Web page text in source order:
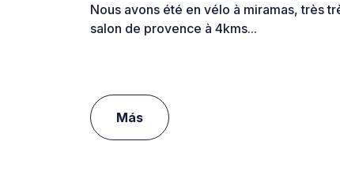
Nous avons été en vélo à miramas, très
salon de provence à 4kms...
Más